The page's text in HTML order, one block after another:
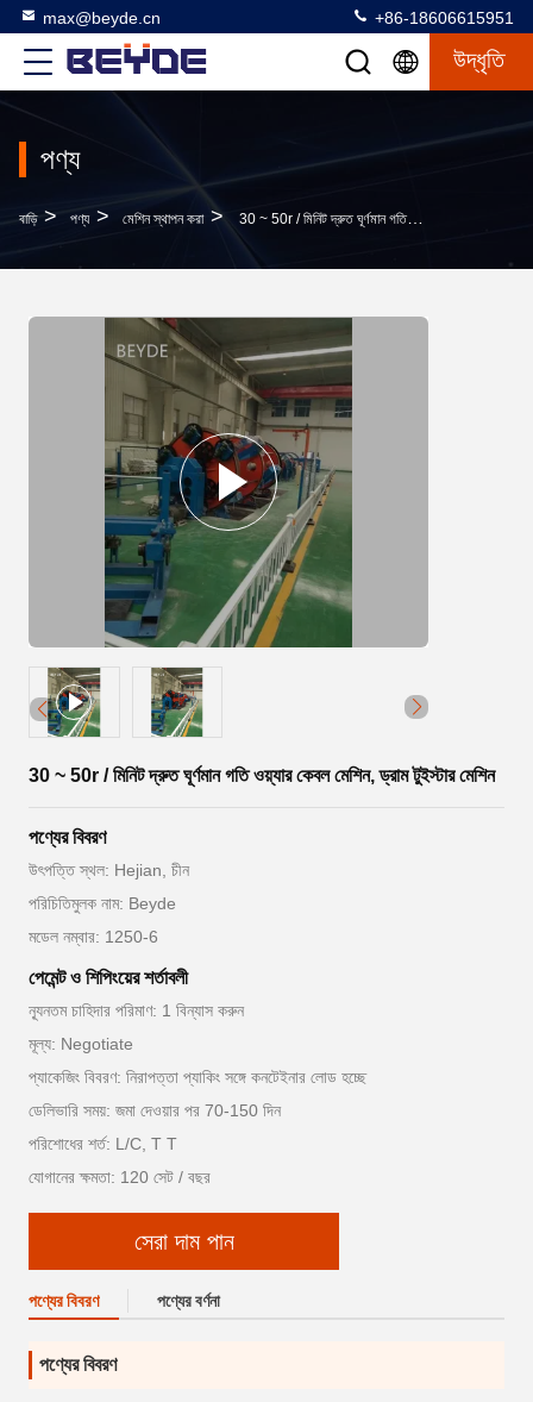
max@beyde.cn +86-18606615951
উদ্ধৃতি
পণ্য
বাড়ি > পণ্য > মেশিন স্থাপন করা > 30 ~ 50r / মিনিট দ্রুত ঘূর্ণমান গতি ওয়্যার কেবল মেশিন, ড্রাম টুইস্টার মেশিন
30 ~ 50r / মিনিট দ্রুত ঘূর্ণমান গতি ওয়্যার কেবল মেশিন, ড্রাম টুইস্টার মেশিন
পণ্যের বিবরণ
উৎপত্তি স্থল: Hejian, চীন
পরিচিতিমুলক নাম: Beyde
মডেল নম্বার: 1250-6
পেমেন্ট ও শিপিংয়ের শর্তাবলী
ন্যূনতম চাহিদার পরিমাণ: 1 বিন্যাস করুন
মূল্য: Negotiate
প্যাকেজিং বিবরণ: নিরাপত্তা প্যাকিং সঙ্গে কনটেইনার লোড হচ্ছে
ডেলিভারি সময়: জমা দেওয়ার পর 70-150 দিন
পরিশোধের শর্ত: L/C, T T
যোগানের ক্ষমতা: 120 সেট / বছর
সেরা দাম পান
পণ্যের বিবরণ পণ্যের বর্ণনা
পণ্যের বিবরণ